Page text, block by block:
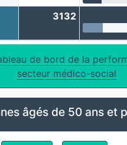
3132
de bord de la
secteur médico-social
âgés de 50 ans et